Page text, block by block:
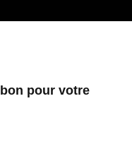
pour votre